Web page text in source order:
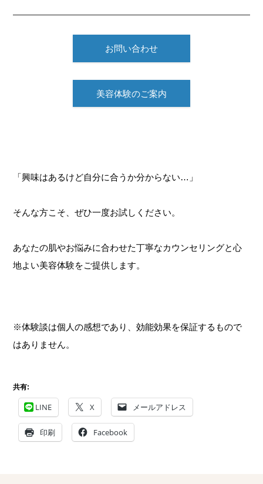
お問い合わせ
美容体験のご案内
「興味はあるけど自分に合うか分からない…」
そんな方こそ、ぜひ一度お試しください。
あなたの肌やお悩みに合わせた丁寧なカウンセリングと心
地よい美容体験をご提供します。
※体験談は個人の感想であり、効能効果を保証するもので
はありません。
共有:
LINE X メールアドレス
印刷 Facebook